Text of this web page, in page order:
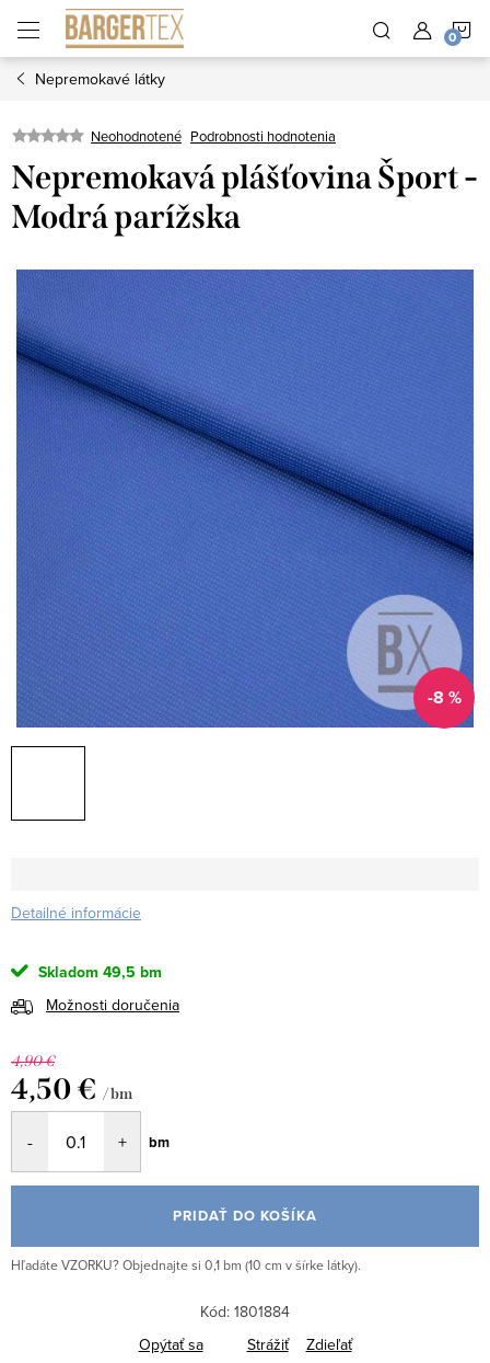
obsah
Nepremokavé látky
Neohodnotené Podrobnosti hodnotenia
Nepremokavá plášťovina Šport -
Modrá parížska
-8 %
Detailné informácie
Skladom 49,5 bm
Možnosti doručenia
4,90 €
4,50 € / bm
cena:
bm
PRIDAŤ DO KOŠÍKA
Hľadáte VZORKU? Objednajte si 0,1 bm (10 cm v šírke látky).
Kód: 1801884
Opýtať sa
Strážiť Zdieľať